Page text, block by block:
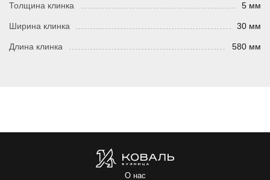
Толщина клинка 5 мм
Ширина клинка 30 мм
Длина клинка 580 мм
О нас